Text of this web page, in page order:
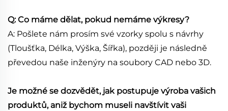
Q: Co máme dělat, pokud nemáme výkresy?
A: Pošlete nám prosím své vzorky spolu s návrhy
(Tloušťka, Délka, Výška, Šířka), později je následně
převedou naše inženýry na soubory CAD nebo 3D.
Je možné se dozvědět, jak postupuje výroba vašich
produktů, aniž bychom museli navštívit vaši